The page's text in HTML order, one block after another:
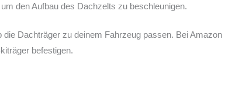
den Aufbau des Dachzelts zu beschleunigen.
die Dachträger zu deinem Fahrzeug passen. Bei
befestigen.